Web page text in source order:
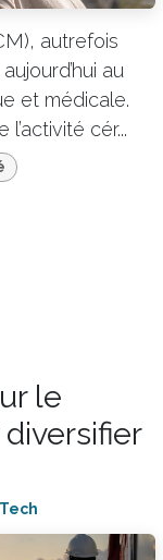
autrefois
au
et médicale.
cér...
le